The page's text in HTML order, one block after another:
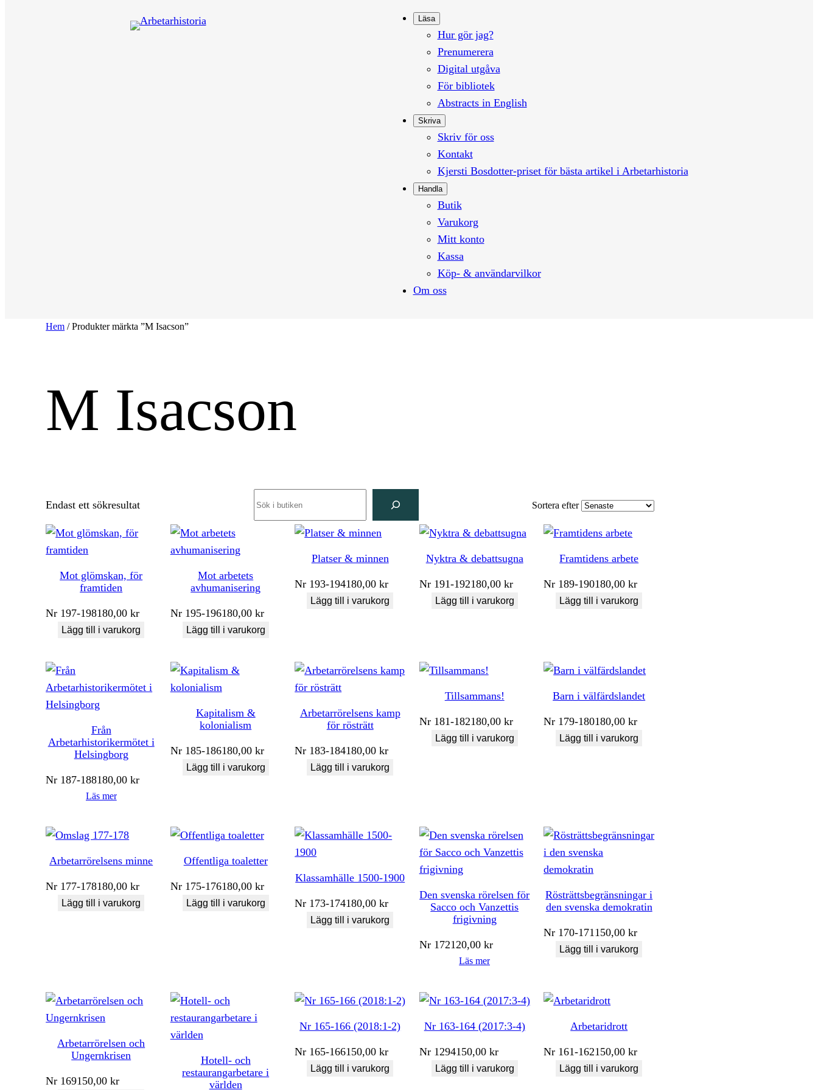
Läsa
Hur gör jag?
Prenumerera
Digital utgåva
För bibliotek
Abstracts in English
Skriva
Skriv för oss
Kontakt
Kjersti Bosdotter-priset för bästa artikel i Arbetarhistoria
Handla
Butik
Varukorg
Mitt konto
Kassa
Köp- & användarvilkor
Om oss
Hem / Produkter märkta ”M Isacson”
M Isacson
Endast ett sökresultat Sortera efter
Mot glömskan, för
framtiden
Nr 197-198180,00kr
Lägg till i varukorg
Mot arbetets
avhumanisering
Nr 195-196180,00 kr
Lägg till i varukorg
Platser & minnen
Nr 193-194180,00kr
Lägg till i varukorg
Nyktra & debattsugna
Nr 191-192180,00 kr
Lägg till i varukorg
Framtidens arbete
Nr 189-190180,00kr
Lägg till i varukorg
Från
Arbetarhistorikermötet i
Helsingborg
Nr 187-188180,00kr
Läs mer
Kapitalism &
kolonialism
Nr 185-186180,00 kr
Lägg till i varukorg
Arbetarrörelsens kamp
för rösträtt
Nr 183-184180,00kr
Lägg till i varukorg
Tillsammans!
Nr 181-182180,00 kr
Lägg till i varukorg
Barn i välfärdslandet
Nr 179-180180,00kr
Lägg till i varukorg
Arbetarrörelsens minne
Nr 177-178180,00kr
Lägg till i varukorg
Offentliga toaletter
Nr 175-176180,00 kr
Lägg till i varukorg
Klassamhälle 1500-1900
Nr 173-174180,00kr
Lägg till i varukorg
Den svenska rörelsen för
Sacco och Vanzettis
frigivning
Nr 172120,00 kr
Läs mer
Rösträttsbegränsningar i
den svenska demokratin
Nr 170-171150,00kr
Lägg till i varukorg
Arbetarrörelsen och
Ungernkrisen
Nr 169150,00kr
Hotell- och
restaurangarbetare i
världen
Nr 165-166 (2018:1-2)
Nr 165-166150,00kr
Lägg till i varukorg
Nr 163-164 (2017:3-4)
Nr 1294150,00 kr
Lägg till i varukorg
Arbetaridrott
Nr 161-162150,00kr
Lägg till i varukorg